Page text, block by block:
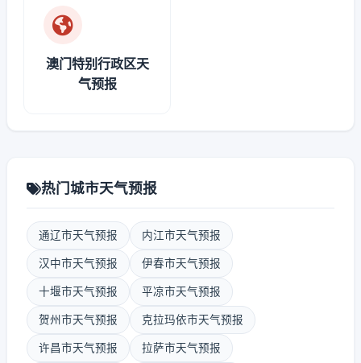
澳门特别行政区天
气预报
热门城市天气预报
通辽市天气预报 内江市天气预报
汉中市天气预报 伊春市天气预报
十堰市天气预报 平凉市天气预报
贺州市天气预报 克拉玛依市天气预报
许昌市天气预报 拉萨市天气预报